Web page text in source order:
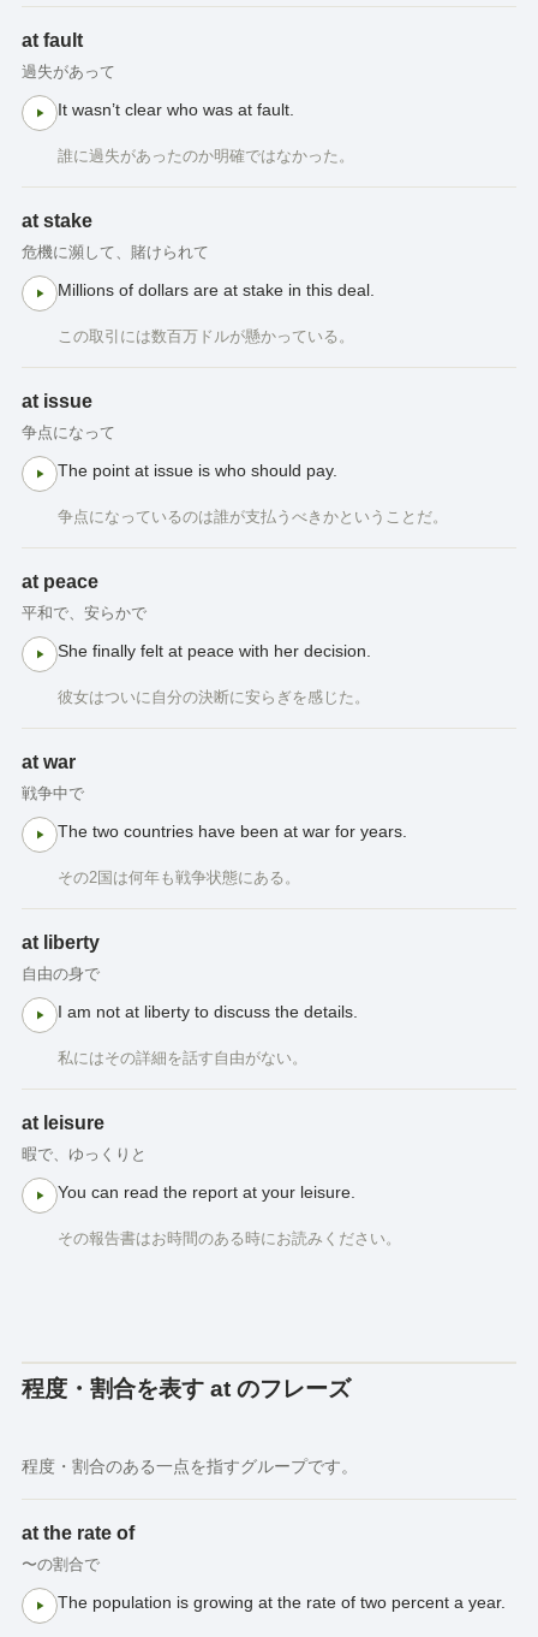
at fault
過失があって
It wasn’t clear who was at fault.
誰に過失があったのか明確ではなかった。
at stake
危機に瀕して、賭けられて
Millions of dollars are at stake in this deal.
この取引には数百万ドルが懸かっている。
at issue
争点になって
The point at issue is who should pay.
争点になっているのは誰が支払うべきかということだ。
at peace
平和で、安らかで
She finally felt at peace with her decision.
彼女はついに自分の決断に安らぎを感じた。
at war
戦争中で
The two countries have been at war for years.
その2国は何年も戦争状態にある。
at liberty
自由の身で
I am not at liberty to discuss the details.
私にはその詳細を話す自由がない。
at leisure
暇で、ゆっくりと
You can read the report at your leisure.
その報告書はお時間のある時にお読みください。
程度・割合を表す at のフレーズ
程度・割合のある一点を指すグループです。
at the rate of
〜の割合で
The population is growing at the rate of two percent a year.